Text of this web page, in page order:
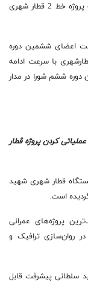
تومان از محل بودجه مصوب در شورا و فروش اوراق به پروژه خط 2 قطار شهری
اعضای ششمین دوره
با سرعت ادامه
کرج تا پایان دوره ششم شورا در مدار
کردن پروژه قطار
قطار شهری شهید
است.
پروژه‌های عمرانی
روان‌سازی ترافیک و
سلطانی پیشرفت قابل